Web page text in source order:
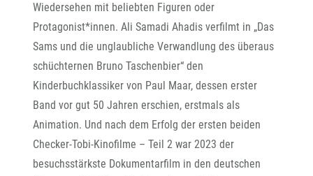
Wiedersehen mit beliebten Figuren oder
Protagonist*innen. Ali Samadi Ahadis verfilmt in „Das
Sams und die unglaubliche Verwandlung des überaus
schüchternen Bruno Taschenbier“ den
Kinderbuchklassiker von Paul Maar, dessen erster
Band vor gut 50 Jahren erschien, erstmals als
Animation. Und nach dem Erfolg der ersten beiden
Checker-Tobi-Kinofilme – Teil 2 war 2023 der
besuchsstärkste Dokumentarfilm in den deutschen